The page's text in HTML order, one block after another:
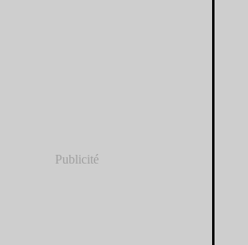
Publicité